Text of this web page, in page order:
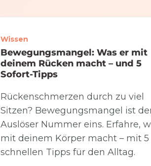
Wissen
Bewegungsmangel: Was er mit
deinem Rücken macht – und 5
Sofort-Tipps
Rückenschmerzen durch zu viel
Sitzen? Bewegungsmangel ist
Auslöser Nummer eins. Erfahre,
mit deinem Körper macht – mit 5
schnellen Tipps für den Alltag.